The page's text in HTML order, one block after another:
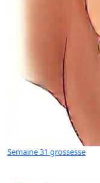
Semaine 31 grossesse